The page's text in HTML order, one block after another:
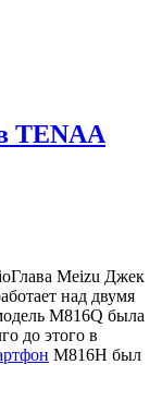
TENAA
Глава Meizu Джек
над двумя
M816Q была
до этого в
M816H был